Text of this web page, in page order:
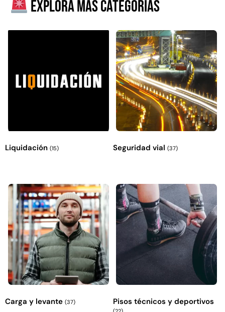
Explora más categorías
Liquidación (15) Seguridad vial (37)
Carga y levante (37) Pisos técnicos y deportivos